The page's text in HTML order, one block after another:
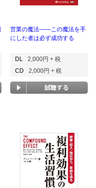
営業の魔法――この魔法を手
にした者は必ず成功する
DL
2,000円 + 税
CD
2,000円 + 税